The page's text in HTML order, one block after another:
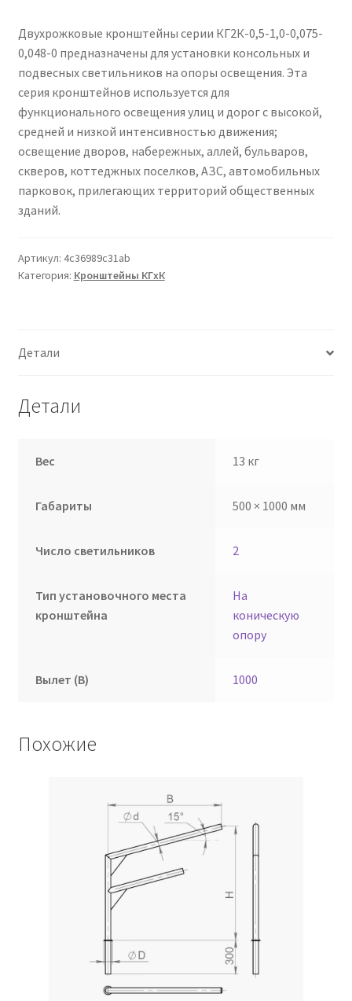
Политика конфиденциальности
Сертификаты
Таблица выбора вводного щитка
Двухрожковые кронштейны серии КГ2К-0,5-1,0-0,075-
0,048-0 предназначены для установки консольных и
подвесных светильников на опоры освещения. Эта
серия кронштейнов используется для
функционального освещения улиц и дорог с высокой,
средней и низкой интенсивностью движения;
освещение дворов, набережных, аллей, бульваров,
скверов, коттеджных поселков, АЗС, автомобильных
парковок, прилегающих территорий общественных
зданий.
Артикул: 4c36989c31ab
Категория: Кронштейны КГxК
Детали
Детали
Вес 13 кг
Габариты 500 × 1000 мм
Число светильников 2
Тип установочного места
кронштейна
На
коническую
опору
Вылет (В) 1000
Похожие